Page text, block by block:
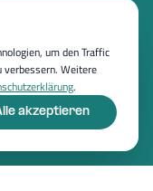
um den Traffic
verbessern. Weitere
.
akzeptieren